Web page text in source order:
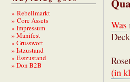
» Rebellmarkt
» Core Assets
» Impressum
» Manifest
» Grusswort
» Istzustand
» Esszustand
» Don B2B
Was
(in